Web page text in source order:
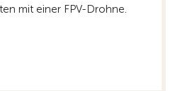
mit einer FPV-Drohne.